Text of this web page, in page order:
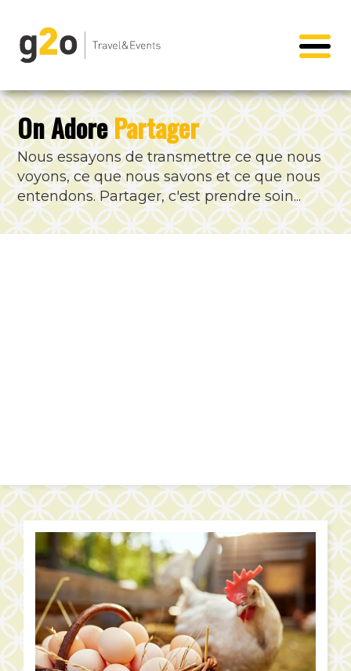
On AdorePartager
Nous essayons de transmettre ce que nous
voyons, ce que nous savons et ce que nous
entendons. Partager, c'est prendre soin...